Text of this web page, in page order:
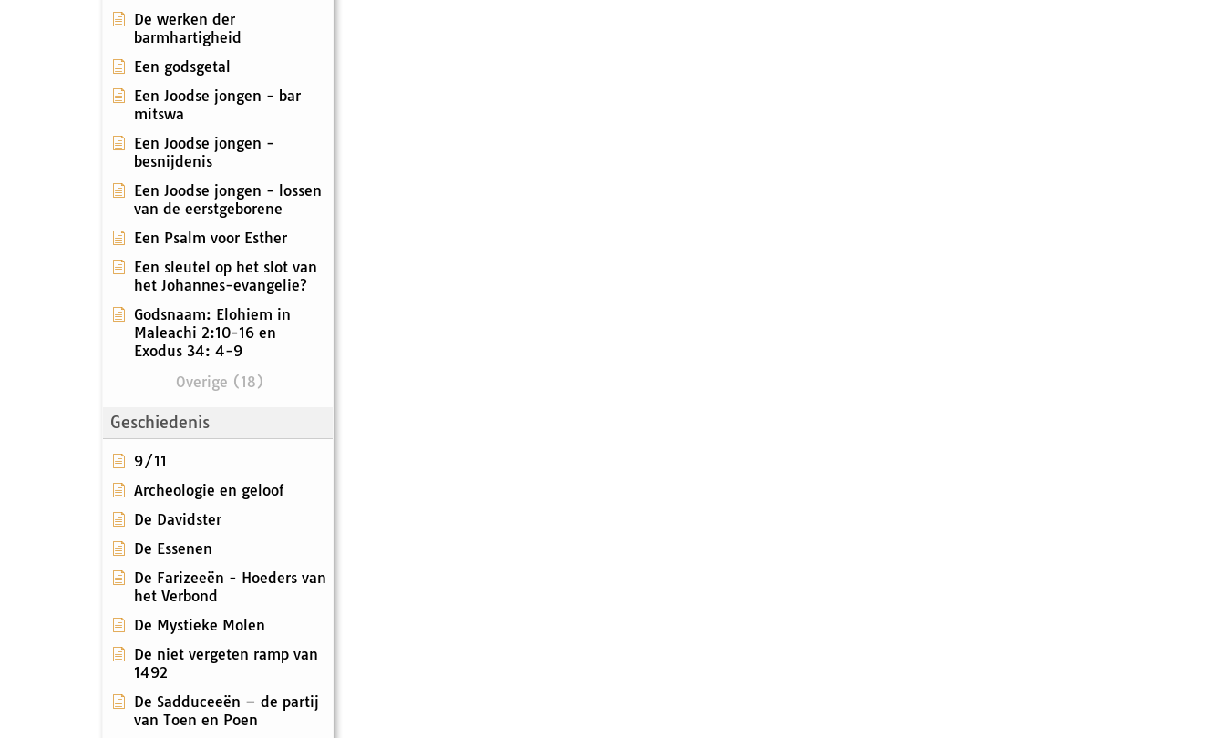
De werken der
barmhartigheid
Een godsgetal
Een Joodse jongen - bar
mitswa
Een Joodse jongen -
besnijdenis
Een Joodse jongen - lossen
van de eerstgeborene
Een Psalm voor Esther
Een sleutel op het slot van
het Johannes-evangelie?
Godsnaam: Elohiem in
Maleachi 2:10-16 en
Exodus 34: 4-9
Overige (18)
Geschiedenis
9/11
Archeologie en geloof
De Davidster
De Essenen
De Farizeeën - Hoeders van
het Verbond
De Mystieke Molen
De niet vergeten ramp van
1492
De Sadduceeën – de partij
van Toen en Poen